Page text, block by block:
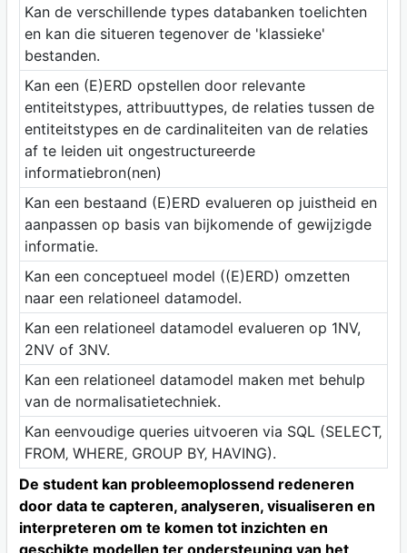
Kan de verschillende types databanken toelichten
en kan die situeren tegenover de 'klassieke'
bestanden.
Kan een (E)ERD opstellen door relevante
entiteitstypes, attribuuttypes, de relaties tussen de
entiteitstypes en de cardinaliteiten van de relaties
af te leiden uit ongestructureerde
informatiebron(nen)
Kan een bestaand (E)ERD evalueren op juistheid en
aanpassen op basis van bijkomende of gewijzigde
informatie.
Kan een conceptueel model ((E)ERD) omzetten
naar een relationeel datamodel.
Kan een relationeel datamodel evalueren op 1NV,
2NV of 3NV.
Kan een relationeel datamodel maken met behulp
van de normalisatietechniek.
Kan eenvoudige queries uitvoeren via SQL (SELECT‚
FROM‚ WHERE‚ GROUP BY‚ HAVING).
De student kan probleemoplossend redeneren
door data te capteren, analyseren, visualiseren en
interpreteren om te komen tot inzichten en
geschikte modellen ter ondersteuning van het